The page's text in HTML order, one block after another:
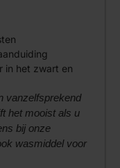
in het zwart en
vanzelfsprekend
het mooist als u
bij onze
wasmiddel voor